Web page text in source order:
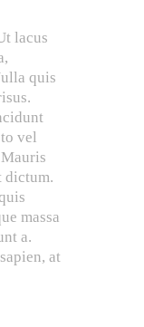
lacus
quis
vel
dictum.
massa
a.
at